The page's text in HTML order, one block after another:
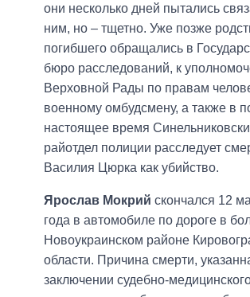
они несколько дней пытались
ним, но – тщетно. Уже позже
погибшего обращались в
бюро расследований, к
Верховной Рады по правам
военному омбудсмену, а также в
настоящее время
райотдел полиции расследует
Василия Цюрка как убийство.
Ярослав Мокрий скончался 12
года в автомобиле по дороге в
Новоукраинском районе
области. Причина смерти,
заключении судебно-